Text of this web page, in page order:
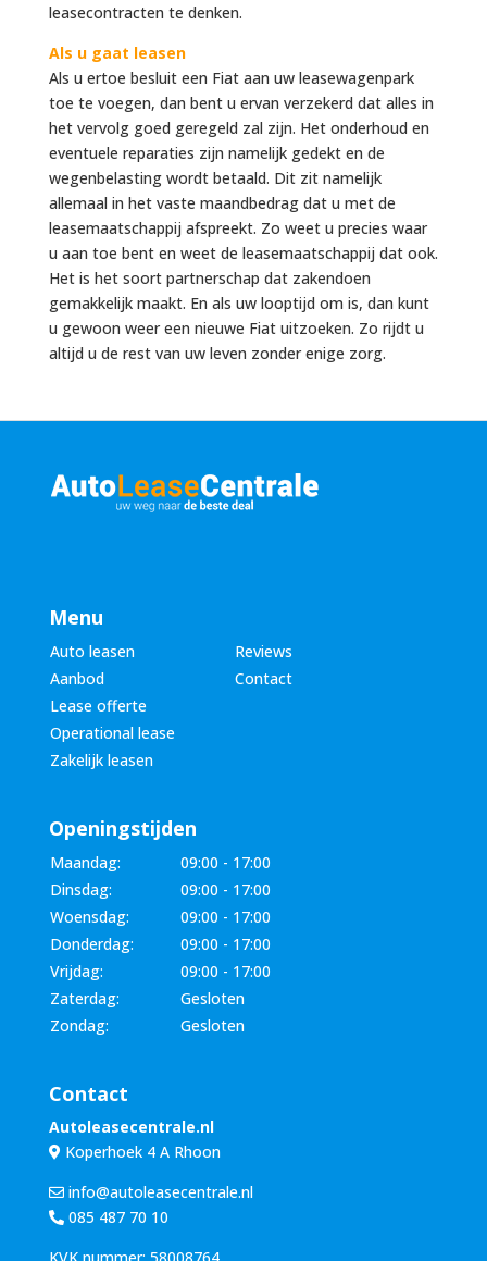
leasecontracten te denken.
Als u gaat leasen
Als u ertoe besluit een Fiat aan uw leasewagenpark
toe te voegen, dan bent u ervan verzekerd dat alles in
het vervolg goed geregeld zal zijn. Het onderhoud en
eventuele reparaties zijn namelijk gedekt en de
wegenbelasting wordt betaald. Dit zit namelijk
allemaal in het vaste maandbedrag dat u met de
leasemaatschappij afspreekt. Zo weet u precies waar
u aan toe bent en weet de leasemaatschappij dat ook.
Het is het soort partnerschap dat zakendoen
gemakkelijk maakt. En als uw looptijd om is, dan kunt
u gewoon weer een nieuwe Fiat uitzoeken. Zo rijdt u
altijd u de rest van uw leven zonder enige zorg.
Menu
Auto leasen
Reviews
Aanbod
Contact
Lease offerte
Operational lease
Zakelijk leasen
Openingstijden
Maandag:
09:00 - 17:00
Dinsdag:
09:00 - 17:00
Woensdag:
09:00 - 17:00
Donderdag:
09:00 - 17:00
Vrijdag:
09:00 - 17:00
Zaterdag:
Gesloten
Zondag:
Gesloten
Contact
Autoleasecentrale.nl
Koperhoek 4 A Rhoon
info@autoleasecentrale.nl
085 487 70 10